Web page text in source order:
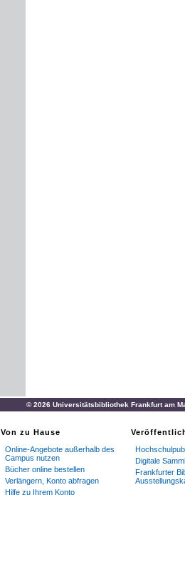
© 2026 Universitätsbibliothek Frankfurt am
Von zu Hause
Online-Angebote außerhalb des
Campus nutzen
Bücher online bestellen
Verlängern, Konto abfragen
Hilfe zu Ihrem Konto
Digitale
Frankfurter